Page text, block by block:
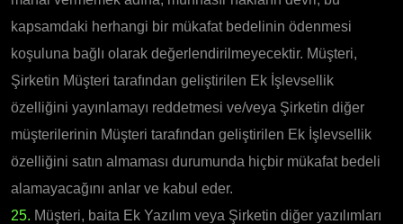
kapsamdaki herhangi bir mükafat bedelinin ödenmesi
koşuluna bağlı olarak değerlendirilmeyecektir. Müşteri,
Şirketin Müşteri tarafından geliştirilen Ek İşlevsellik
özelliğini yayınlamayı reddetmesi ve/veya Şirketin diğer
müşterilerinin Müşteri tarafından geliştirilen Ek İşlevsellik
özelliğini satın almaması durumunda hiçbir mükafat bedeli
alamayacağını anlar ve kabul eder.
25. Müşteri, baita Ek Yazılım veya Şirketin diğer yazılımları